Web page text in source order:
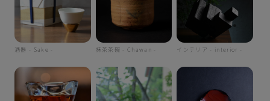
酒器 - Sake - 抹茶茶碗 - Chawan - インテリア - interior -